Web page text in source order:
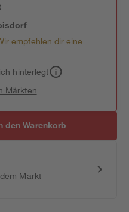
empfehlen dir eine
hinterlegt
Märkten
den Warenkorb
Markt